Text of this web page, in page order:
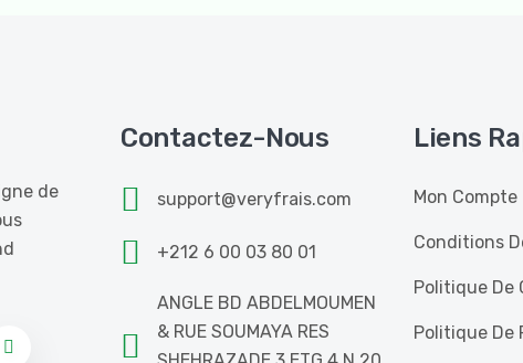
de
Contactez-Nous
support@veryfrais.com
+212 6 00 03 80 01
ANGLE BD ABDELMOUMEN
& RUE SOUMAYA RES
Liens
Mon Compte
Conditions
Politique De
Politique De